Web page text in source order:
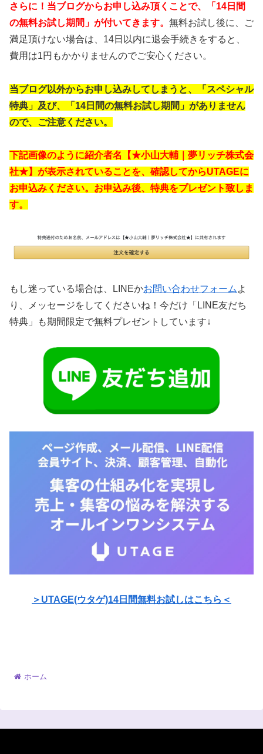
さらに！当ブログからお申し込み頂くことで、「14日間
の無料お試し期間」が付いてきます。 無料お試し後に、ご
満足頂けない場合は、14日以内に退会手続きをすると、
費用は1円もかかりませんのでご安心ください。
当ブログ以外からお申し込みしてしまうと、「スペシャル
特典」及び、「14日間の無料お試し期間」がありません
ので、ご注意ください。
下記画像のように紹介者名【★小山大輔｜夢リッチ株式会
社★】が表示されていることを、確認してからUTAGEに
お申込みください。お申込み後、特典をプレゼント致しま
す。
もし迷っている場合は、LINEかお問い合わせフォーム よ
り、メッセージをしてくださいね！今だけ「LINE友だち
特典」も期間限定で無料プレゼントしています↓
＞UTAGE(ウタゲ)14日間無料お試しはこちら＜
ホーム